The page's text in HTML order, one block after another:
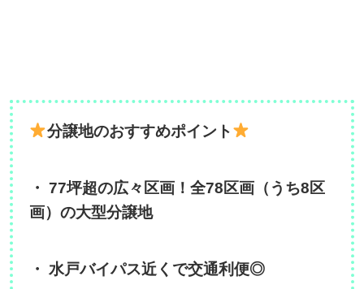
分譲地のおすすめポイント
・ 77坪超の広々区画！全78区画（うち8区
画）の大型分譲地
・ 水戸バイパス近くで交通利便◎